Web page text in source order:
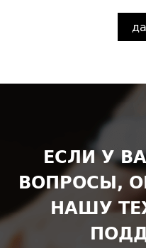
да
ЕСЛИ У
ВОПРОСЫ,
НАШУ